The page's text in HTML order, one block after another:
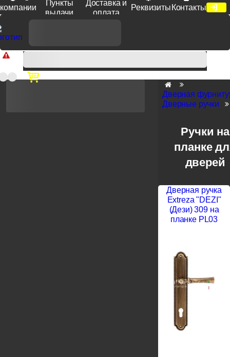
компании
Пункты
выдачи
Доставка и
оплата
Реквизиты Контакты
Доп. скидка от цен на сайте 7% при заказе от 50 тыс. руб
продукции Venezia, Fratelli, Tupai, Extreza, Melodia, Forme при
оплате по счету.
Дверная
Дверные ручки
Ручки на
планке
дверей
Дверная ручка
Extreza "DEZI"
(Дези) 309 на
планке PL03